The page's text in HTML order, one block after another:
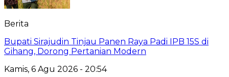
Berita
Bupati Sirajudin Tinjau Panen Raya Padi IPB 15S di
Gihang, Dorong Pertanian Modern
Kamis, 6 Agu 2026 - 20:54